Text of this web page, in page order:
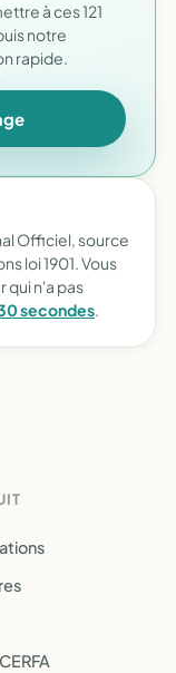
à ces 121
notre
rapide.
Officiel, source
loi 1901. Vous
qui n'a pas
secondes.